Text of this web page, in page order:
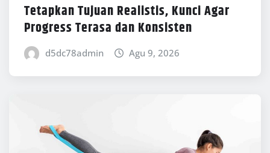
Tetapkan Tujuan Realistis, Kunci Agar
Progress Terasa dan Konsisten
d5dc78admin Agu 9, 2026